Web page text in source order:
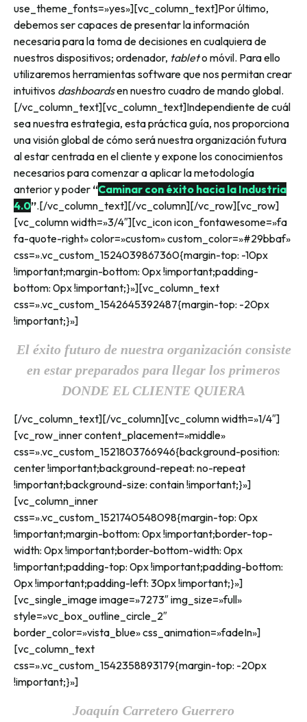
use_theme_fonts=»yes»][vc_column_text]Por último,
debemos ser capaces de presentar la información
necesaria para la toma de decisiones en cualquiera de
nuestros dispositivos; ordenador, tableto móvil. Para ello
utilizaremos herramientas software que nos permitan crear
intuitivos dashboardsen nuestro cuadro de mando global.
[/vc_column_text][vc_column_text]Independiente de cuál
sea nuestra estrategia, esta práctica guía, nos proporciona
una visión global de cómo será nuestra organización futura
al estar centrada en el cliente y expone los conocimientos
necesarios para comenzar a aplicar la metodología
anterior y poder “Caminar con éxito hacia la Industria
4.0”.[/vc_column_text][/vc_column][/vc_row][vc_row]
[vc_column width=»3/4″][vc_icon icon_fontawesome=»fa
fa-quote-right» color=»custom» custom_color=»#29bbaf»
css=».vc_custom_1524039867360{margin-top: -10px
!important;margin-bottom: 0px !important;padding-
bottom: 0px !important;}»][vc_column_text
css=».vc_custom_1542645392487{margin-top: -20px
!important;}»]
El éxito futuro de nuestra organización consiste
en estar preparados para llegar los primeros
DONDE EL CLIENTE QUIERA
[/vc_column_text][/vc_column][vc_column width=»1/4″]
[vc_row_inner content_placement=»middle»
css=».vc_custom_1521803766946{background-position:
center !important;background-repeat: no-repeat
!important;background-size: contain !important;}»]
[vc_column_inner
css=».vc_custom_1521740548098{margin-top: 0px
!important;margin-bottom: 0px !important;border-top-
width: 0px !important;border-bottom-width: 0px
!important;padding-top: 0px !important;padding-bottom:
0px !important;padding-left: 30px !important;}»]
[vc_single_image image=»7273″ img_size=»full»
style=»vc_box_outline_circle_2″
border_color=»vista_blue» css_animation=»fadeIn»]
[vc_column_text
css=».vc_custom_1542358893179{margin-top: -20px
!important;}»]
Joaquín Carretero Guerrero